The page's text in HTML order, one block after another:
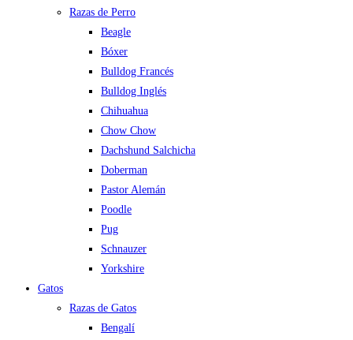
Razas de Perro
Beagle
Bóxer
Bulldog Francés
Bulldog Inglés
Chihuahua
Chow Chow
Dachshund Salchicha
Doberman
Pastor Alemán
Poodle
Pug
Schnauzer
Yorkshire
Gatos
Razas de Gatos
Bengalí